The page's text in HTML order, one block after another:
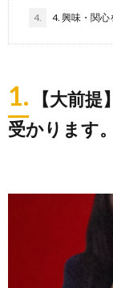
4. 4. 興味・関心
1. 【大前
受かります。